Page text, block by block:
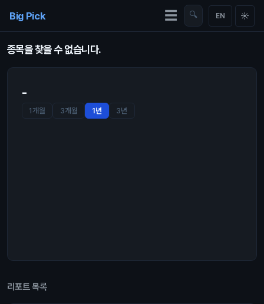
Big Pick ☰ 🔍 EN ☀
종목을 찾을 수 없습니다.
-
1개월 3개월 1년 3년
리포트 목록